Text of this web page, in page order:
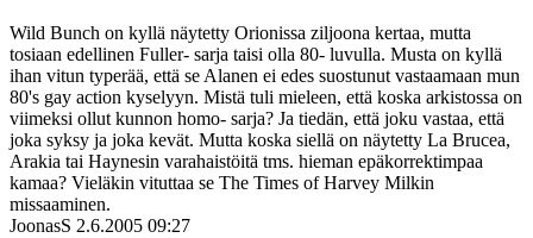
Wild Bunch on kyllä näytetty Orionissa ziljoona kertaa, mutta
tosiaan edellinen Fuller- sarja taisi olla 80- luvulla. Musta on kyllä
ihan vitun typerää, että se Alanen ei edes suostunut vastaamaan mun
80's gay action kyselyyn. Mistä tuli mieleen, että koska arkistossa on
viimeksi ollut kunnon homo- sarja? Ja tiedän, että joku vastaa, että
joka syksy ja joka kevät. Mutta koska siellä on näytetty La Brucea,
Arakia tai Haynesin varahaistöitä tms. hieman epäkorrektimpaa
kamaa? Vieläkin vituttaa se The Times of Harvey Milkin
missaaminen.
JoonasS 2.6.2005 09:27